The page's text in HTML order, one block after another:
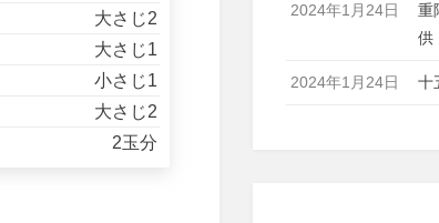
大さじ2
大さじ1
小さじ1
大さじ2
2玉分
2024年1月24日
重
供
2024年1月24日 十